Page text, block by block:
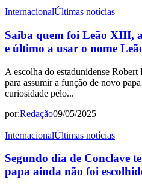
InternacionalÚltimas notícias
Saiba quem foi Leão XIII,
e último a usar o nome
A escolha do estadunidense Robert
para assumir a função de novo
curiosidade pelo...
por:Redação09/05/2025
InternacionalÚltimas notícias
Segundo dia de Conclave
papa ainda não foi